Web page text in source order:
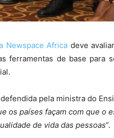
Newspace Africa deve
ferramentas de base para
pela ministra do
os países façam com que o
de vida das pessoas”.